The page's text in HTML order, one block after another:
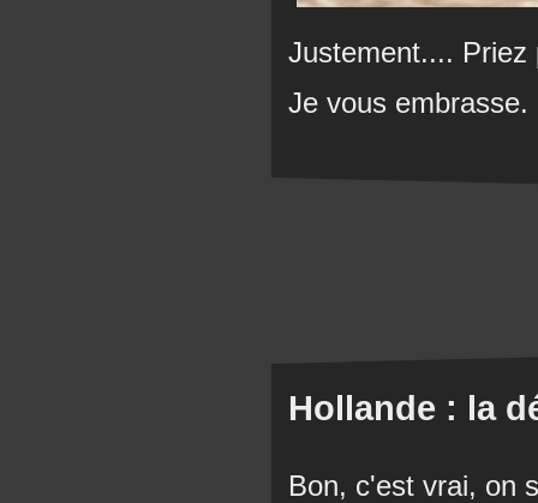
Justement.... Priez
Je vous embrasse.
Hollande : la
Bon, c'est vrai, on